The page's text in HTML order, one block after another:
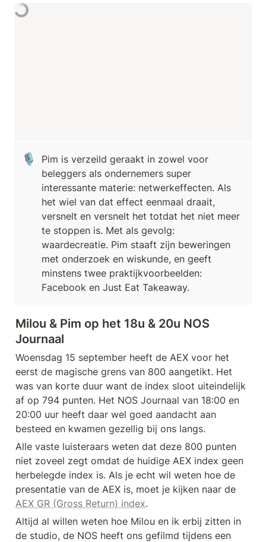
🎙️
Pim is verzeild geraakt in zowel voor
beleggers als ondernemers super
interessante materie: netwerkeffecten. Als
het wiel van dat effect eenmaal draait,
versnelt en versnelt het totdat het niet meer
te stoppen is. Met als gevolg:
waardecreatie. Pim staaft zijn beweringen
met onderzoek en wiskunde, en geeft
minstens twee praktijkvoorbeelden:
Facebook en Just Eat Takeaway.
Milou & Pim op het 18u & 20u NOS
Journaal
Woensdag 15 september heeft de AEX voor het
eerst de magische grens van 800 aangetikt. Het
was van korte duur want de index sloot uiteindelijk
af op 794 punten. Het NOS Journaal van 18:00 en
20:00 uur heeft daar wel goed aandacht aan
besteed en kwamen gezellig bij ons langs.
Alle vaste luisteraars weten dat deze 800 punten
niet zoveel zegt omdat de huidige AEX index geen
herbelegde index is. Als je echt wil weten hoe de
AEX GR (Gross Return) index.
Altijd al willen weten hoe Milou en ik erbij zitten in
de studio, de NOS heeft ons gefilmd tijdens een